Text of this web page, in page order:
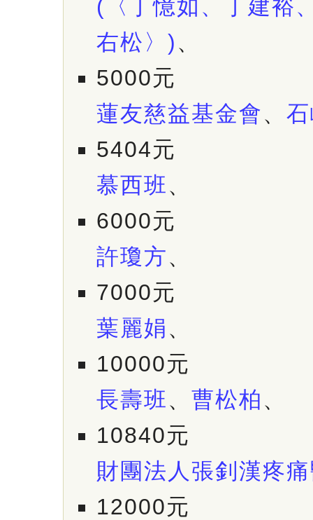
(〈丁憶如、丁建裕
右松〉)、
5000元
蓮友慈益基金會、
5404元
慕西班、
6000元
許瓊方、
7000元
葉麗娟、
10000元
長壽班、 曹松柏、
10840元
財團法人張釗漢疼
12000元